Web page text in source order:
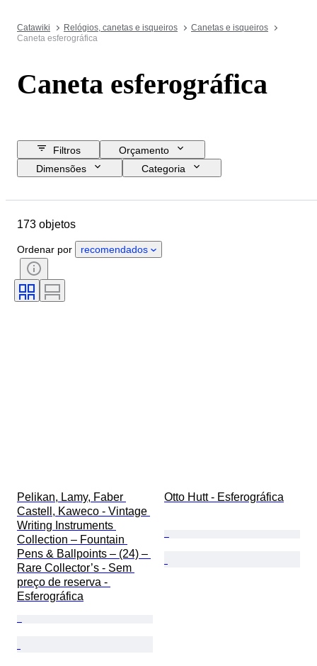
Catawiki Relógios, canetas e isqueiros
Canetas e isqueiros
Caneta esferográfica
Caneta esferográfica
Filtros
Orçamento
Dimensões
Categoria
País de origem
Período
Tamanho do aparo:
173 objetos
Ordenar por recomendados
Pelikan, Lamy, Faber
Castell, Kaweco - Vintage
Writing Instruments
Collection – Fountain
Pens & Ballpoints – (24) –
Rare Collector’s - Sem
preço de reserva -
Esferográfica
Otto Hutt - Esferográfica